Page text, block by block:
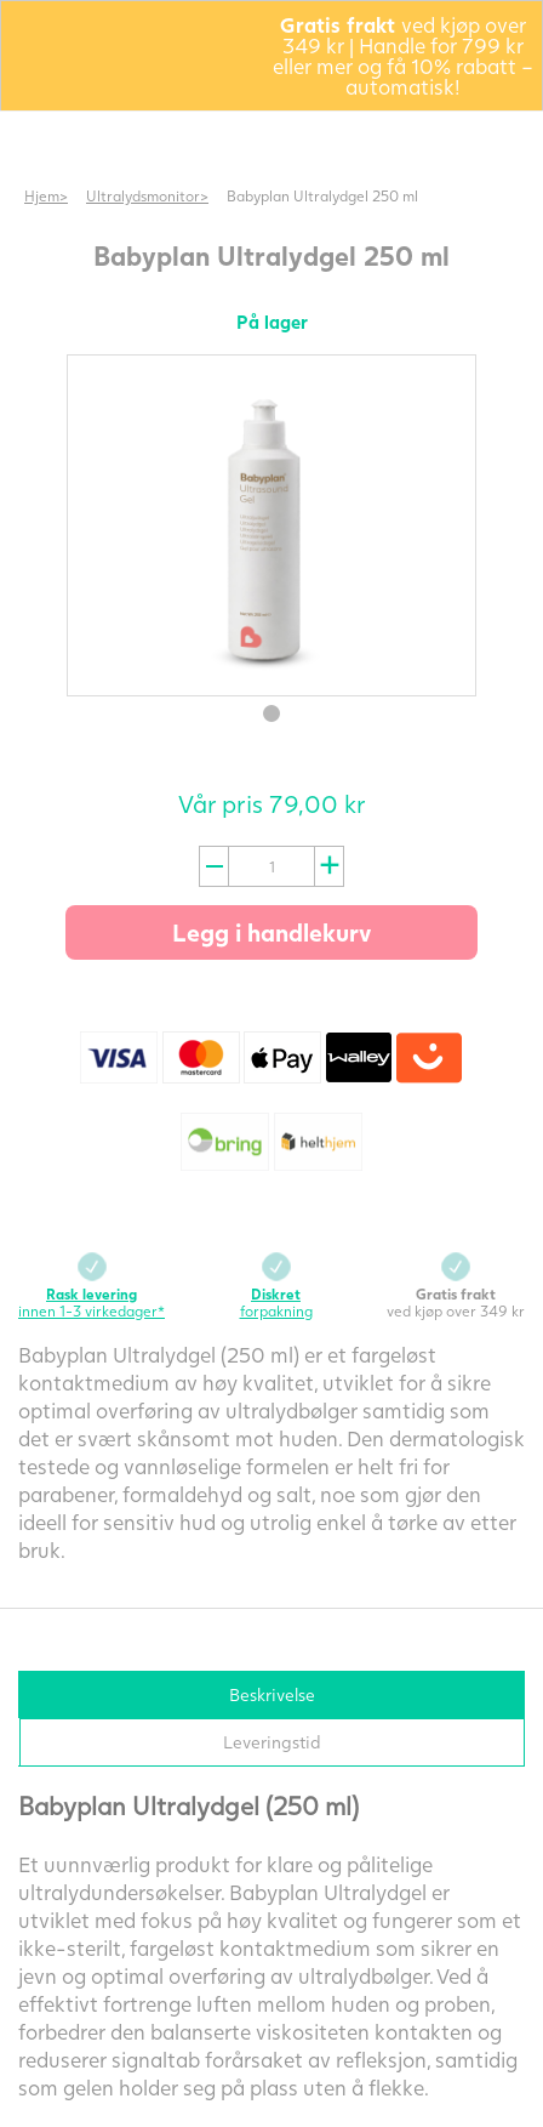
Gratis fraktved kjøp over
349 kr | Handle for 799 kr
eller mer og få 10% rabatt –
automatisk!
Hjem Ultralydsmonitor Babyplan Ultralydgel 250 ml
Babyplan Ultralydgel 250 ml
På lager
Vår pris 79,00 kr
Babyplan
Ultralydgel
ml
Legg i handlekurv
Rask levering
innen 1-3 virkedager*
Diskret
forpakning
Gratis frakt
ved kjøp over 349 kr
Babyplan Ultralydgel (250 ml) er et fargeløst
kontaktmedium av høy kvalitet, utviklet for å sikre
optimal overføring av ultralydbølger samtidig som
det er svært skånsomt mot huden. Den dermatologisk
testede og vannløselige formelen er helt fri for
parabener, formaldehyd og salt, noe som gjør den
ideell for sensitiv hud og utrolig enkel å tørke av etter
bruk.
Beskrivelse
Leveringstid
Babyplan Ultralydgel (250 ml)
Et uunnværlig produkt for klare og pålitelige
ultralydundersøkelser. Babyplan Ultralydgel er
utviklet med fokus på høy kvalitet og fungerer som et
ikke-sterilt, fargeløst kontaktmedium som sikrer en
jevn og optimal overføring av ultralydbølger. Ved å
effektivt fortrenge luften mellom huden og proben,
forbedrer den balanserte viskositeten kontakten og
reduserer signaltab forårsaket av refleksjon, samtidig
som gelen holder seg på plass uten å flekke.